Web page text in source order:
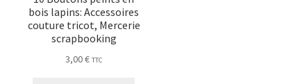
bois lapins: Accessoires
couture tricot, Mercerie
scrapbooking
3,00€ TTC